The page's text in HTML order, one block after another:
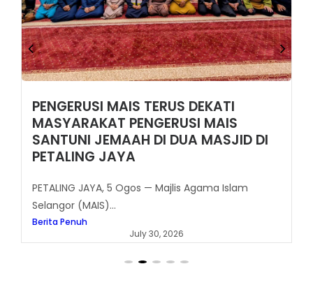
PENGERUSI MAIS TERUS DEKATI
MASYARAKAT PENGERUSI MAIS
SANTUNI JEMAAH DI DUA MASJID DI
PETALING JAYA
PETALING JAYA, 5 Ogos — Majlis Agama Islam
Selangor (MAIS)...
Berita Penuh
July 30, 2026